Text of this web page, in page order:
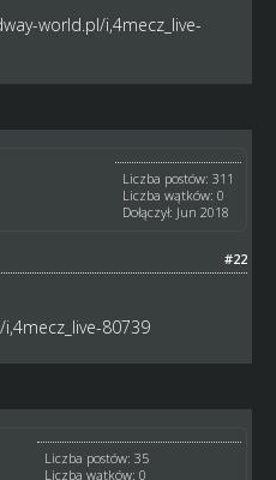
world.pl/i,4mecz_live-
Liczba postów: 311
Liczba wątków: 0
Dołączył: Jun 2018
#22
80739
Liczba postów: 35
Liczba wątków: 0